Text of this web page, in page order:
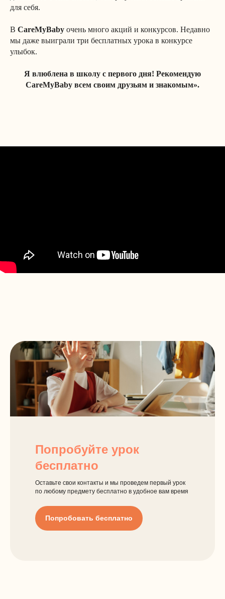
для себя.
В CareMyBaby очень много акций и конкурсов. Недавно
мы даже выиграли три бесплатных урока в конкурсе
улыбок.
Я влюблена в школу с первого дня! Рекомендую
CareMyBaby всем своим друзьям и знакомым».
Попробуйте урок
бесплатно
Оставьте свои контакты и мы проведем первый урок
по любому предмету бесплатно в удобное вам время
Попробовать бесплатно